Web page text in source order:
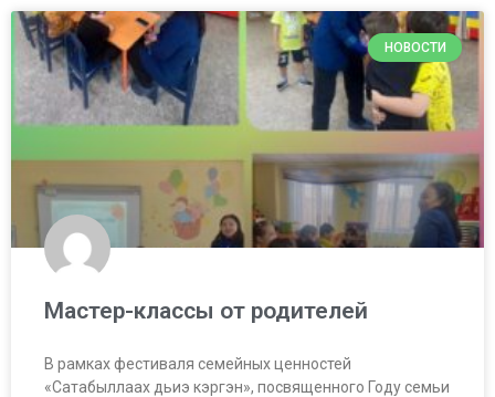
НОВОСТИ
Мастер-классы от родителей
В рамках фестиваля семейных ценностей
«Сатабыллаах дьиэ кэргэн», посвященного Году семьи